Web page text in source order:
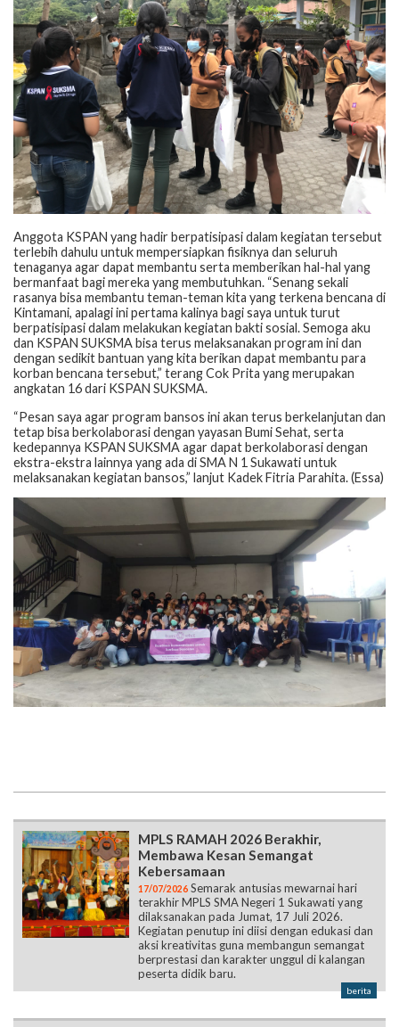
Anggota KSPAN yang hadir berpatisipasi dalam kegiatan tersebut
terlebih dahulu untuk mempersiapkan fisiknya dan seluruh
tenaganya agar dapat membantu serta memberikan hal-hal yang
bermanfaat bagi mereka yang membutuhkan. “Senang sekali
rasanya bisa membantu teman-teman kita yang terkena bencana di
Kintamani, apalagi ini pertama kalinya bagi saya untuk turut
berpatisipasi dalam melakukan kegiatan bakti sosial. Semoga aku
dan KSPAN SUKSMA bisa terus melaksanakan program ini dan
dengan sedikit bantuan yang kita berikan dapat membantu para
korban bencana tersebut,” terang Cok Prita yang merupakan
angkatan 16 dari KSPAN SUKSMA.
“Pesan saya agar program bansos ini akan terus berkelanjutan dan
tetap bisa berkolaborasi dengan yayasan Bumi Sehat, serta
kedepannya KSPAN SUKSMA agar dapat berkolaborasi dengan
ekstra-ekstra lainnya yang ada di SMA N 1 Sukawati untuk
melaksanakan kegiatan bansos,” lanjut Kadek Fitria Parahita. (Essa)
MPLS RAMAH 2026 Berakhir,
Membawa Kesan Semangat
Kebersamaan
17/07/2026 Semarak antusias mewarnai hari
terakhir MPLS SMA Negeri 1 Sukawati yang
dilaksanakan pada Jumat, 17 Juli 2026.
Kegiatan penutup ini diisi dengan edukasi dan
aksi kreativitas guna membangun semangat
berprestasi dan karakter unggul di kalangan
peserta didik baru.
berita